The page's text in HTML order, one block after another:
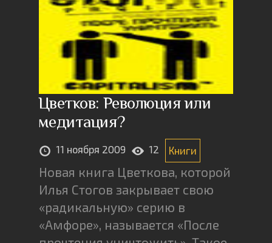
Цветков: Революция или
медитация?
11 ноября 2009 12 Книги
Новая книга Цветкова, которой
Илья Стогов закрывает свою
«радикальную» серию в
«Амфоре», называется «После